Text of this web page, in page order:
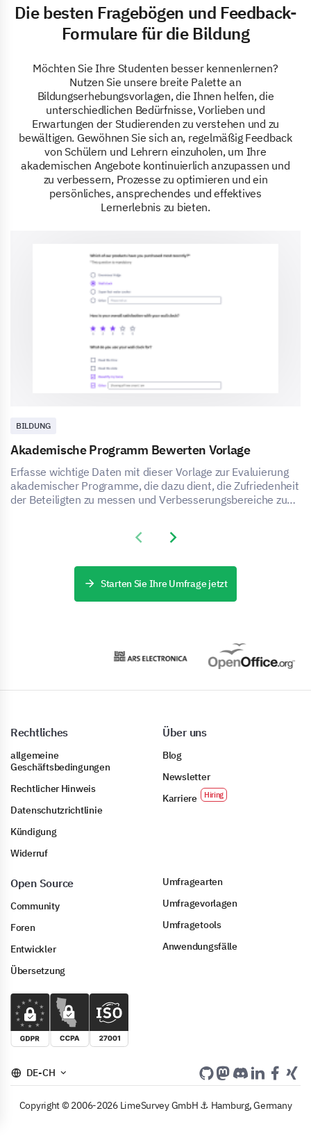
Die besten Fragebögen und Feedback-
Formulare für die Bildung
Möchten Sie Ihre Studenten besser kennenlernen?
Nutzen Sie unsere breite Palette an
Bildungserhebungsvorlagen, die Ihnen helfen, die
unterschiedlichen Bedürfnisse, Vorlieben und
Erwartungen der Studierenden zu verstehen und zu
bewältigen. Gewöhnen Sie sich an, regelmäßig Feedback
von Schülern und Lehrern einzuholen, um Ihre
akademischen Angebote kontinuierlich anzupassen und
zu verbessern, Prozesse zu optimieren und ein
persönliches, ansprechendes und effektives
Lernerlebnis zu bieten.
BILDUNG
Akademische Programm Bewerten Vorlage
Erfasse wichtige Daten mit dieser Vorlage zur Evaluierung
akademischer Programme, die dazu dient, die Zufriedenheit
der Beteiligten zu messen und Verbesserungsbereiche zu
Previous slide
Next slide
Starten Sie Ihre Umfrage jetzt
Rechtliches
allgemeine
Geschäftsbedingungen
Rechtlicher Hinweis
Datenschutzrichtlinie
Kündigung
Widerruf
Über uns
Blog
Newsletter
Karriere
Open Source
Community
Foren
Entwickler
Übersetzung
Umfragearten
Umfragevorlagen
Umfragetools
Anwendungsfälle
DE-CH
Copyright © 2006-2026 LimeSurvey GmbH ⚓ Hamburg, Germany